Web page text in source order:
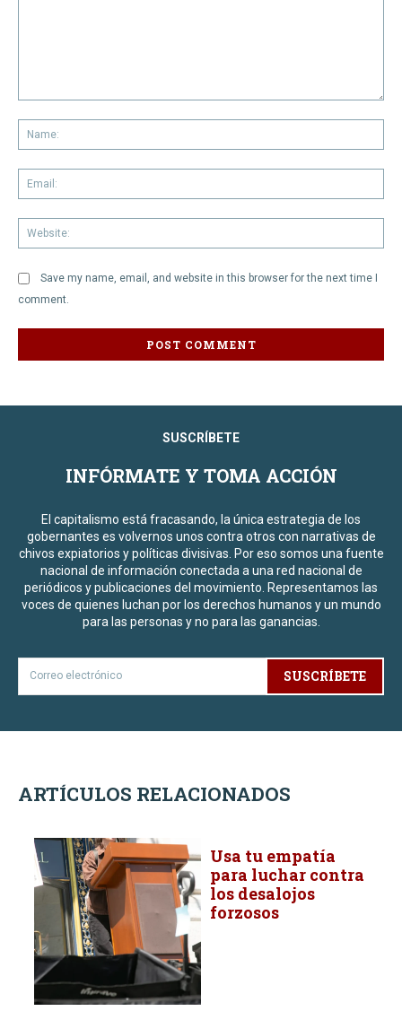
Save my name, email, and website in this browser for the next time I
comment.
SUSCRÍBETE
INFÓRMATE Y TOMA ACCIÓN
El capitalismo está fracasando, la única estrategia de los
gobernantes es volvernos unos contra otros con narrativas de
chivos expiatorios y políticas divisivas. Por eso somos una fuente
nacional de información conectada a una red nacional de
periódicos y publicaciones del movimiento. Representamos las
voces de quienes luchan por los derechos humanos y un mundo
para las personas y no para las ganancias.
SUSCRÍBETE
ARTÍCULOS RELACIONADOS
Usa tu empatía
para luchar contra
los desalojos
forzosos